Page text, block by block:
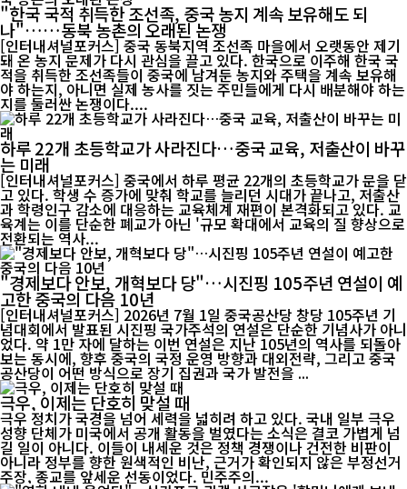
"한국 국적 취득한 조선족, 중국 농지 계속 보유해도 되
나"……동북 농촌의 오래된 논쟁
[인터내셔널포커스] 중국 동북지역 조선족 마을에서 오랫동안 제기
돼 온 농지 문제가 다시 관심을 끌고 있다. 한국으로 이주해 한국 국
적을 취득한 조선족들이 중국에 남겨둔 농지와 주택을 계속 보유해
야 하는지, 아니면 실제 농사를 짓는 주민들에게 다시 배분해야 하는
지를 둘러싼 논쟁이다....
하루 22개 초등학교가 사라진다…중국 교육, 저출산이 바꾸
는 미래
[인터내셔널포커스] 중국에서 하루 평균 22개의 초등학교가 문을 닫
고 있다. 학생 수 증가에 맞춰 학교를 늘리던 시대가 끝나고, 저출산
과 학령인구 감소에 대응하는 교육체계 재편이 본격화되고 있다. 교
육계는 이를 단순한 폐교가 아닌 '규모 확대에서 교육의 질 향상으로
전환되는 역사...
"경제보다 안보, 개혁보다 당"…시진핑 105주년 연설이 예
고한 중국의 다음 10년
[인터내셔널포커스] 2026년 7월 1일 중국공산당 창당 105주년 기
념대회에서 발표된 시진핑 국가주석의 연설은 단순한 기념사가 아니
었다. 약 1만 자에 달하는 이번 연설은 지난 105년의 역사를 되돌아
보는 동시에, 향후 중국의 국정 운영 방향과 대외전략, 그리고 중국
공산당이 어떤 방식으로 장기 집권과 국가 발전을 ...
극우, 이제는 단호히 맞설 때
극우 정치가 국경을 넘어 세력을 넓히려 하고 있다. 국내 일부 극우
성향 단체가 미국에서 공개 활동을 벌였다는 소식은 결코 가볍게 넘
길 일이 아니다. 이들이 내세운 것은 정책 경쟁이나 건전한 비판이
아니라 정부를 향한 원색적인 비난, 근거가 확인되지 않은 부정선거
주장, 종교를 앞세운 선동이었다. 민주주의...